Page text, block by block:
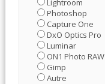
Photoshop
Capture One
DxO Optics Pro
Luminar
ON1 Photo RAW
Gimp
Autre